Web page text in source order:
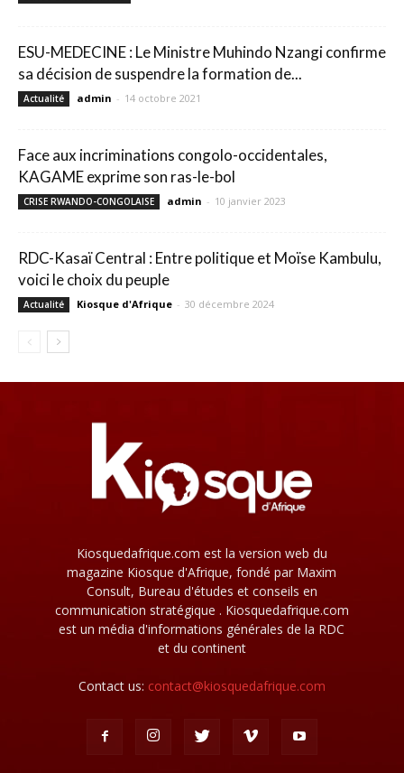
ESU-MEDECINE : Le Ministre Muhindo Nzangi confirme
sa décision de suspendre la formation de...
Actualité admin - 14 octobre 2021
Face aux incriminations congolo-occidentales,
KAGAME exprime son ras-le-bol
CRISE RWANDO-CONGOLAISE admin - 10 janvier 2023
RDC-Kasaï Central : Entre politique et Moïse Kambulu,
voici le choix du peuple
Actualité Kiosque d'Afrique - 30 décembre 2024
Kiosquedafrique.com est la version web du
magazine Kiosque d'Afrique, fondé par Maxim
Consult, Bureau d'études et conseils en
communication stratégique . Kiosquedafrique.com
est un média d'informations générales de la RDC
et du continent
Contact us: contact@kiosquedafrique.com